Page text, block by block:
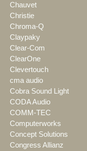
Chauvet
Christie
Chroma-Q
Claypaky
Clear-Com
ClearOne
Clevertouch
cma audio
Cobra Sound Light
CODA Audio
COMM-TEC
Computerworks
Concept Solutions
Congress Allianz